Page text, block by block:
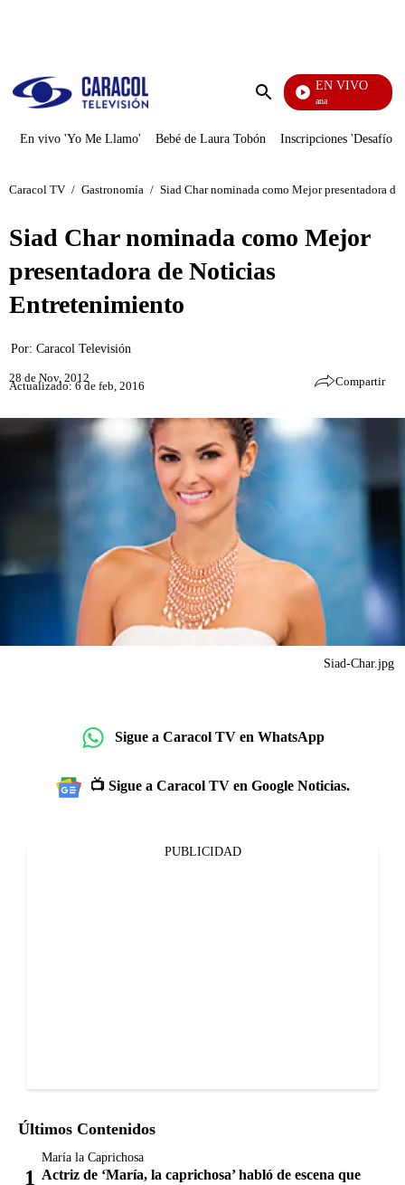
Enviar
EN VIVO
Diario De Diana
En vivo 'Yo Me Llamo' Bebé de Laura Tobón Inscripciones 'Desafío'
Caracol TV / Gastronomía / Siad Char nominada como Mejor presentadora
Siad Char nominada como Mejor
presentadora de Noticias
Entretenimiento
Por: Caracol Televisión
28 de Nov, 2012
Actualizado: 6 de feb, 2016 Compartir
Siad-Char.jpg
Sigue a Caracol TV en WhatsApp
📺 Sigue a Caracol TV en Google Noticias.
PUBLICIDAD
Últimos Contenidos
María la Caprichosa
Actriz de ‘María, la caprichosa’ habló de escena que